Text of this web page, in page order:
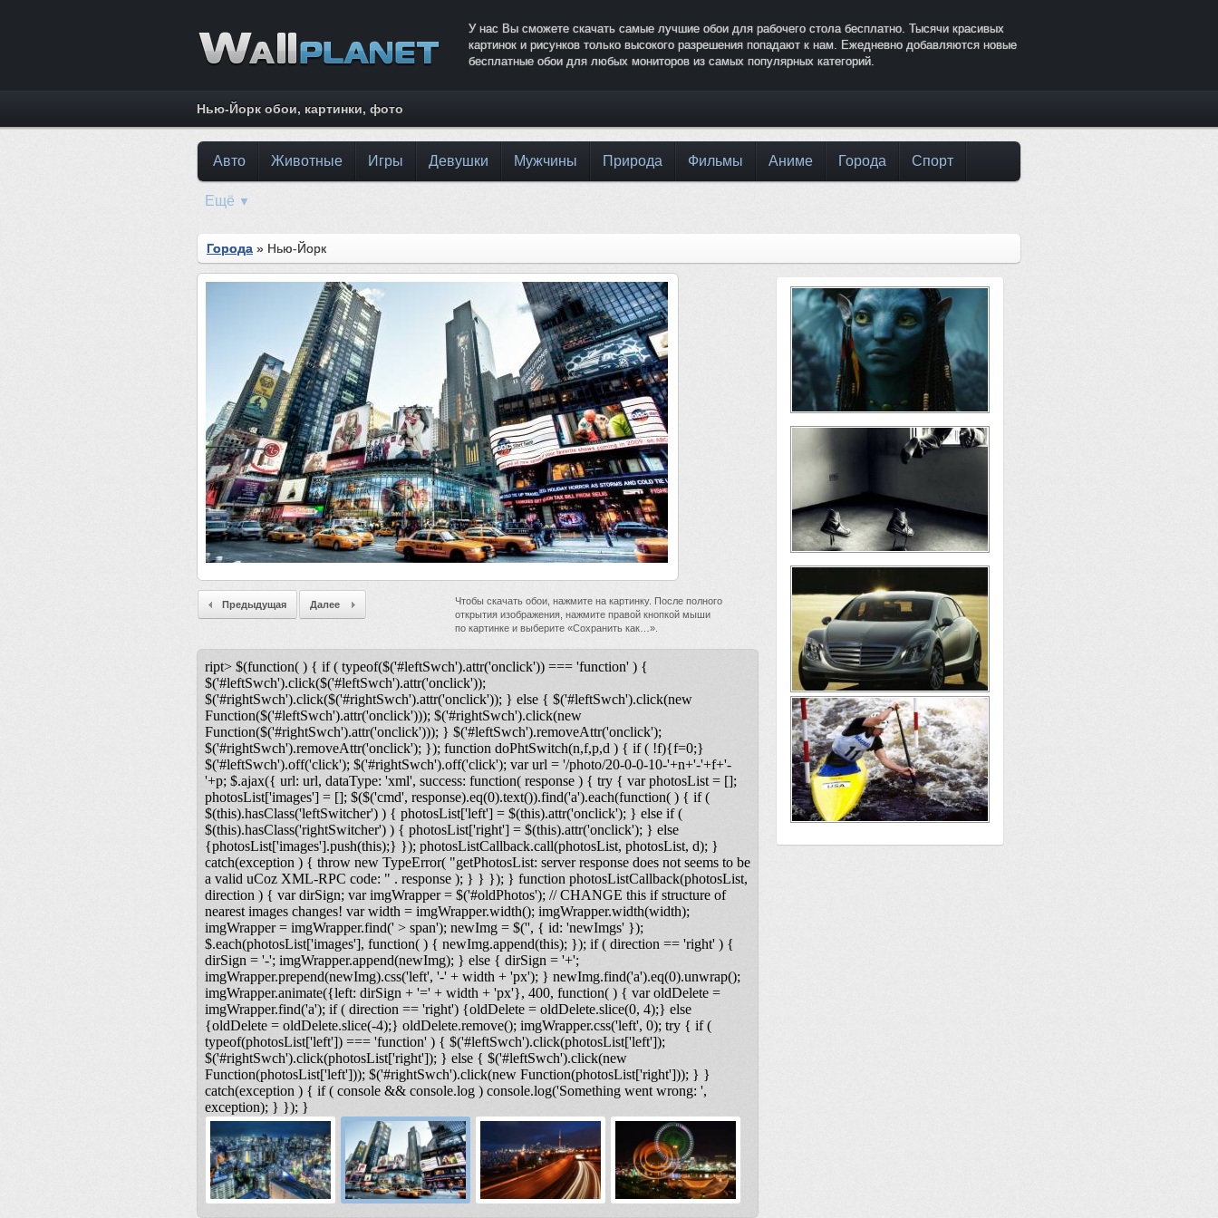
У нас Вы сможете скачать самые лучшие обои для рабочего стола бесплатно. Тысячи красивых
картинок и рисунков только высокого разрешения попадают к нам. Ежедневно добавляются новые
бесплатные обои для любых мониторов из самых популярных категорий.
Нью-Йорк обои, картинки, фото
Авто Животные Игры Девушки Мужчины Природа Фильмы Аниме Города Спорт
Ещё ▼
Города » Нью-Йорк
Чтобы скачать обои, нажмите на картинку. После полного
открытия изображения, нажмите правой кнопкой мыши
по картинке и выберите «Сохранить как…».
Предыдущая Далее
ript> $(function( ) { if ( typeof($('#leftSwch').attr('onclick')) === 'function' ) {
$('#leftSwch').click($('#leftSwch').attr('onclick'));
$('#rightSwch').click($('#rightSwch').attr('onclick')); } else { $('#leftSwch').click(new
Function($('#leftSwch').attr('onclick'))); $('#rightSwch').click(new
Function($('#rightSwch').attr('onclick'))); } $('#leftSwch').removeAttr('onclick');
$('#rightSwch').removeAttr('onclick'); }); function doPhtSwitch(n,f,p,d ) { if ( !f){f=0;}
$('#leftSwch').off('click'); $('#rightSwch').off('click'); var url = '/photo/20-0-0-10-'+n+'-'+f+'-
'+p; $.ajax({ url: url, dataType: 'xml', success: function( response ) { try { var photosList = [];
photosList['images'] = []; $($('cmd', response).eq(0).text()).find('a').each(function( ) { if (
$(this).hasClass('leftSwitcher') ) { photosList['left'] = $(this).attr('onclick'); } else if (
$(this).hasClass('rightSwitcher') ) { photosList['right'] = $(this).attr('onclick'); } else
{photosList['images'].push(this);} }); photosListCallback.call(photosList, photosList, d); }
catch(exception ) { throw new TypeError( "getPhotosList: server response does not seems to be
a valid uCoz XML-RPC code: " . response ); } } }); } function photosListCallback(photosList,
direction ) { var dirSign; var imgWrapper = $('#oldPhotos'); // CHANGE this if structure of
nearest images changes! var width = imgWrapper.width(); imgWrapper.width(width);
imgWrapper = imgWrapper.find(' > span'); newImg = $('', { id: 'newImgs' });
$.each(photosList['images'], function( ) { newImg.append(this); }); if ( direction == 'right' ) {
dirSign = '-'; imgWrapper.append(newImg); } else { dirSign = '+';
imgWrapper.prepend(newImg).css('left', '-' + width + 'px'); } newImg.find('a').eq(0).unwrap();
imgWrapper.animate({left: dirSign + '=' + width + 'px'}, 400, function( ) { var oldDelete =
imgWrapper.find('a'); if ( direction == 'right') {oldDelete = oldDelete.slice(0, 4);} else
{oldDelete = oldDelete.slice(-4);} oldDelete.remove(); imgWrapper.css('left', 0); try { if (
typeof(photosList['left']) === 'function' ) { $('#leftSwch').click(photosList['left']);
$('#rightSwch').click(photosList['right']); } else { $('#leftSwch').click(new
Function(photosList['left'])); $('#rightSwch').click(new Function(photosList['right'])); } }
catch(exception ) { if ( console && console.log ) console.log('Something went wrong: ',
exception); } }); }